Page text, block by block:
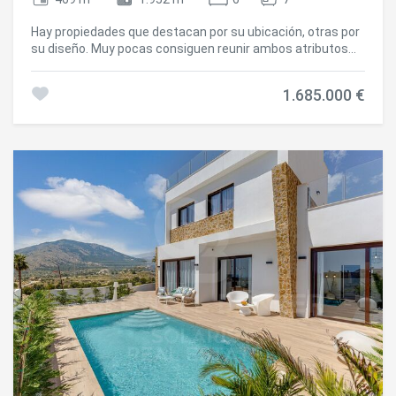
Hay propiedades que destacan por su ubicación, otras por
su diseño. Muy pocas consiguen reunir ambos atributos
renovada en 2023. Ubicada en una de las zonas más
de impresionantes vistas panorámicas al mar
Mediterráneo, las montañas y el paisaje natural que la
rodea, creando un entorno de absoluta privacidad y
serenidad. Inspirada en la esencia del estilo ibicenco y
enriquecida con detalles mediterráneos cuidadosamente
seleccionados, la propiedad transmite una atmósfera
cálida, sofisticada y acogedora. Cada espacio ha sido
concebido para disfrutar de la luz natural, las vistas
abiertas y una conexión permanente con el exterior.
Distribuida en dos niveles, la vivienda ofrece una
versatilidad excepcional, permitiendo funcionar como una
gran residencia familiar o como una vivienda principal con
alojamiento independiente para invitados. La propiedad
dispone de seis amplios dormitorios, cuatro baños
completos y tres aseos de cortesía, además de tres
1.685.000 €